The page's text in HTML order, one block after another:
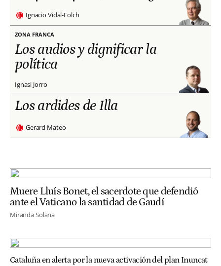
Ignacio Vidal-Folch
ZONA FRANCA
Los audios y dignificar la
política
Ignasi Jorro
Los ardides de Illa
Gerard Mateo
Muere Lluís Bonet, el sacerdote que defendió
ante el Vaticano la santidad de Gaudí
Miranda Solana
Cataluña en alerta por la nueva activación del plan Inuncat